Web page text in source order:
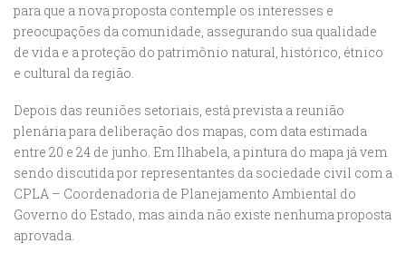
para que a nova proposta contemple os interesses e
preocupações da comunidade, assegurando sua qualidade
de vida e a proteção do patrimônio natural, histórico, étnico
e cultural da região.
Depois das reuniões setoriais, está prevista a reunião
plenária para deliberação dos mapas, com data estimada
entre 20 e 24 de junho. Em Ilhabela, a pintura do mapa já vem
sendo discutida por representantes da sociedade civil com a
CPLA – Coordenadoria de Planejamento Ambiental do
Governo do Estado, mas ainda não existe nenhuma proposta
aprovada.